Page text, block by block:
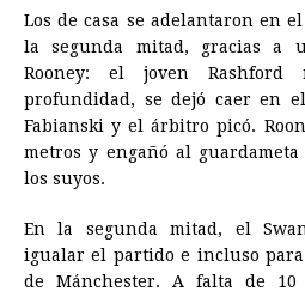
Los de casa se adelantaron en
la segunda mitad, gracias a
Rooney: el joven
profundidad, se dejó caer en
Fabianski y el árbitro picó.
metros y engañó al
los suyos.
En la segunda mitad, el
igualar el partido e incluso
de Mánchester. A falta de